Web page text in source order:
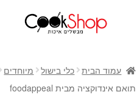
חנות
כלי בישול
עמוד הבית כלי בישול מיוחדים
תואם אינדוקציה מבית foodappeal